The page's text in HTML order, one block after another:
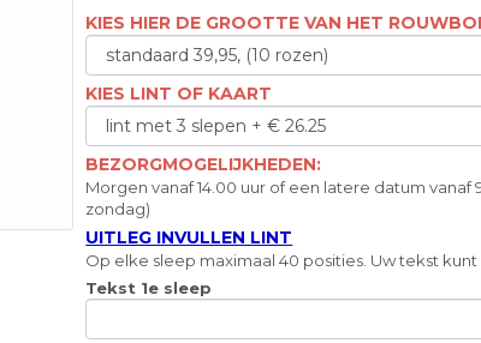
KIES HIER DE GROOTTE VAN HET
KIES LINT OF KAART
BEZORGMOGELIJKHEDEN:
Morgen vanaf 14.00 uur of een latere datum
zondag)
UITLEG INVULLEN LINT
Op elke sleep maximaal 40 posities. Uw tekst kunt
Tekst 1e sleep